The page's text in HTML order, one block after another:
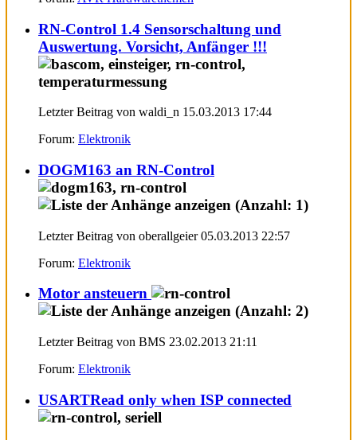
RN-Control 1.4 Sensorschaltung und
Auswertung. Vorsicht, Anfänger !!!
Letzter Beitrag von waldi_n 15.03.2013 17:44
Forum: Elektronik
DOGM163 an RN-Control
Letzter Beitrag von oberallgeier 05.03.2013 22:57
Forum: Elektronik
Motor ansteuern
Letzter Beitrag von BMS 23.02.2013 21:11
Forum: Elektronik
USARTRead only when ISP connected